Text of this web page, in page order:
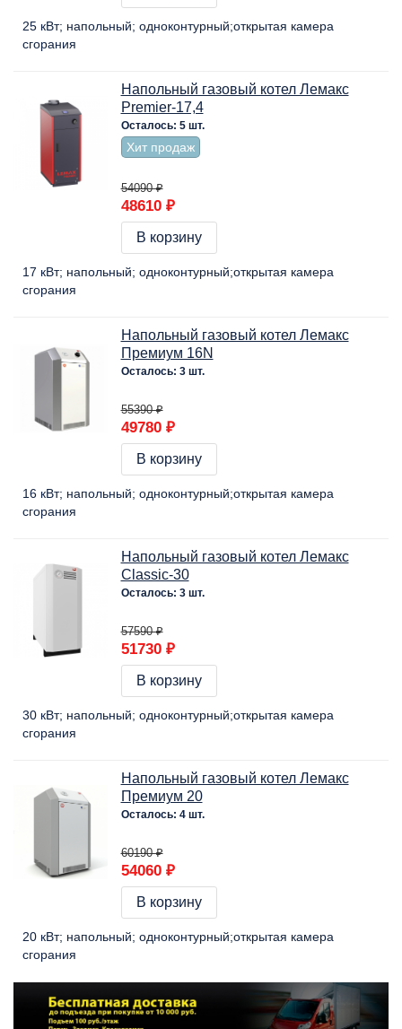
25 кВт напольный одноконтурный открытая камера
сгорания
Напольный газовый котел Лемакс
Premier-17,4
Осталось: 5 шт.
Хит продаж
54090 ₽
48610 ₽
В корзину
17 кВт напольный одноконтурный открытая камера
сгорания
Напольный газовый котел Лемакс
Премиум 16N
Осталось: 3 шт.
55390 ₽
49780 ₽
В корзину
16 кВт напольный одноконтурный открытая камера
сгорания
Напольный газовый котел Лемакс
Classic-30
Осталось: 3 шт.
57590 ₽
51730 ₽
В корзину
30 кВт напольный одноконтурный открытая камера
сгорания
Напольный газовый котел Лемакс
Премиум 20
Осталось: 4 шт.
60190 ₽
54060 ₽
В корзину
20 кВт напольный одноконтурный открытая камера
сгорания